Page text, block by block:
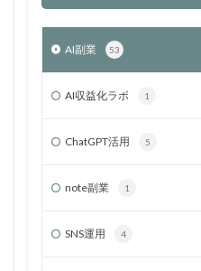
AI副業 53
AI収益化ラボ 1
ChatGPT活用 5
note副業 1
SNS運用 4